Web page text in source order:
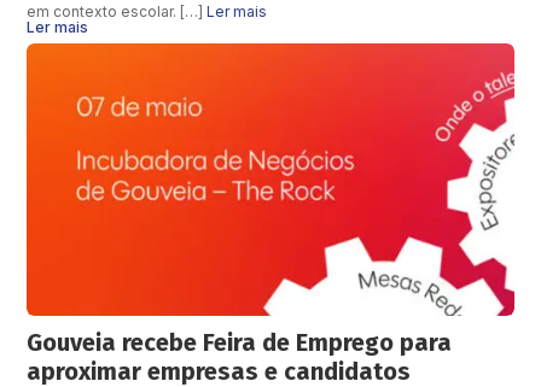
em contexto escolar. […]Ler mais
Ler mais
Gouveia recebe Feira de Emprego para
aproximar empresas e candidatos